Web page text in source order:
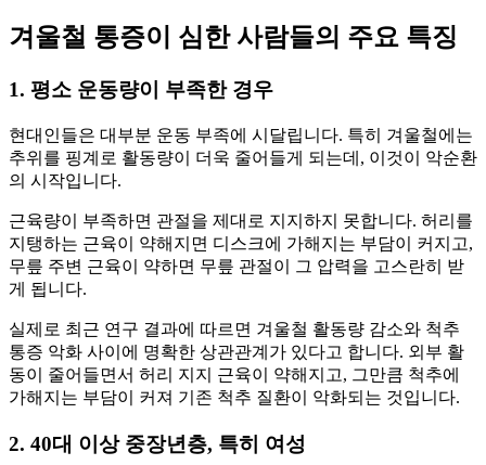
겨울철 통증이 심한 사람들의 주요 특징
1. 평소 운동량이 부족한 경우
현대인들은 대부분 운동 부족에 시달립니다. 특히 겨울철에는
추위를 핑계로 활동량이 더욱 줄어들게 되는데, 이것이 악순환
의 시작입니다.
근육량이 부족하면 관절을 제대로 지지하지 못합니다. 허리를
지탱하는 근육이 약해지면 디스크에 가해지는 부담이 커지고,
무릎 주변 근육이 약하면 무릎 관절이 그 압력을 고스란히 받
게 됩니다.
실제로 최근 연구 결과에 따르면 겨울철 활동량 감소와 척추
통증 악화 사이에 명확한 상관관계가 있다고 합니다. 외부 활
동이 줄어들면서 허리 지지 근육이 약해지고, 그만큼 척추에
가해지는 부담이 커져 기존 척추 질환이 악화되는 것입니다.
2. 40대 이상 중장년층, 특히 여성